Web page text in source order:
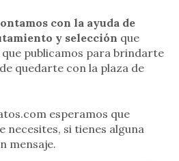
con la ayuda de
y selección que
publicamos para brindarte
quedarte con la plaza de
esperamos que
necesites, si tienes alguna
mensaje.